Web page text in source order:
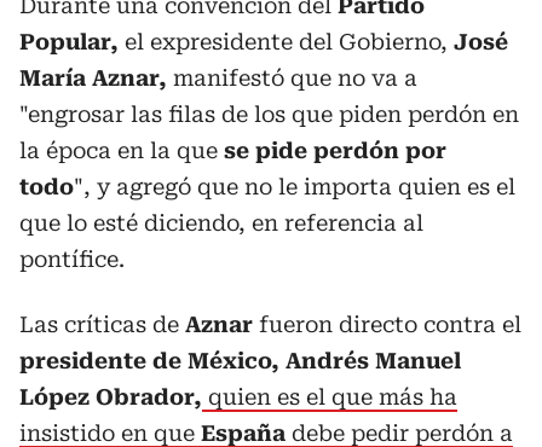
Durante una convención del Partido
Popular, el expresidente del Gobierno, José
María Aznar, manifestó que no va a
"engrosar las filas de los que piden perdón en
la época en la que se pide perdón por
todo", y agregó que no le importa quien es el
que lo esté diciendo, en referencia al
pontífice.
Las críticas de Aznar fueron directo contra el
presidente de México, Andrés Manuel
López Obrador, quien es el que más ha
insistido en que España debe pedir perdón a